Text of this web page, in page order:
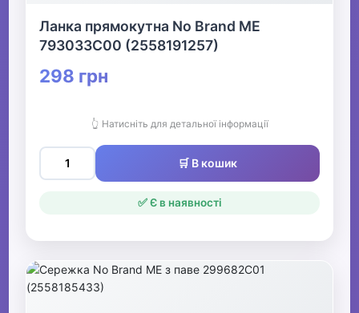
Ланка прямокутна No Brand ME
793033C00 (2558191257)
298 грн
👆 Натисніть для детальної інформації
🛒 В кошик
✅ Є в наявності